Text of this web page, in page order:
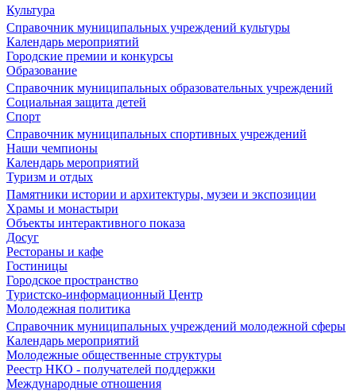
Культура
Справочник муниципальных учреждений культуры
Календарь мероприятий
Городские премии и конкурсы
Образование
Справочник муниципальных образовательных учреждений
Социальная защита детей
Спорт
Справочник муниципальных спортивных учреждений
Наши чемпионы
Календарь мероприятий
Туризм и отдых
Памятники истории и архитектуры, музеи и экспозиции
Храмы и монастыри
Объекты интерактивного показа
Досуг
Рестораны и кафе
Гостиницы
Городское пространство
Туристско-информационный Центр
Молодежная политика
Справочник муниципальных учреждений молодежной сферы
Календарь мероприятий
Молодежные общественные структуры
Реестр НКО - получателей поддержки
Международные отношения